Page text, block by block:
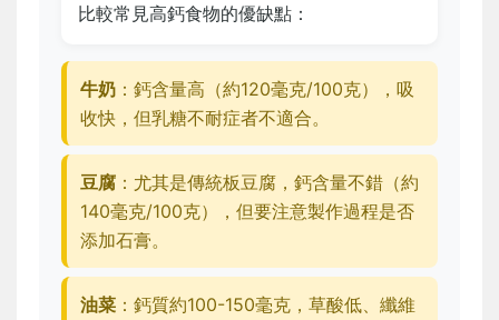
比較常見高鈣食物的優缺點：
牛奶 ：鈣含量高（約120毫克/100克），吸
收快，但乳糖不耐症者不適合。
豆腐 ：尤其是傳統板豆腐，鈣含量不錯（約
140毫克/100克），但要注意製作過程是否
添加石膏。
油菜 ：鈣質約100-150毫克，草酸低、纖維